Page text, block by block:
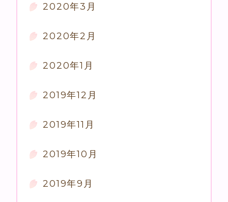
2020年3月
2020年2月
2020年1月
2019年12月
2019年11月
2019年10月
2019年9月